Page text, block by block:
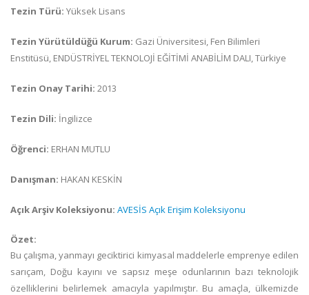
Tezin Türü: Yüksek Lisans
Tezin Yürütüldüğü Kurum: Gazi Üniversitesi, Fen Bilimleri
Enstitüsü, ENDÜSTRİYEL TEKNOLOJİ EĞİTİMİ ANABİLİM DALI, Türkiye
Tezin Onay Tarihi: 2013
Tezin Dili: İngilizce
Öğrenci: ERHAN MUTLU
Danışman: HAKAN KESKİN
Açık Arşiv Koleksiyonu: AVESİS Açık Erişim Koleksiyonu
Özet:
Bu çalışma, yanmayı geciktirici kimyasal maddelerle emprenye edilen
sarıçam, Doğu kayını ve sapsız meşe odunlarının bazı teknolojik
özelliklerini belirlemek amacıyla yapılmıştır. Bu amaçla, ülkemizde